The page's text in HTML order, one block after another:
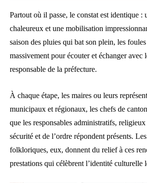
Partout où il passe, le constat est identique :
chaleureux et une mobilisation
saison des pluies qui bat son plein, les
massivement pour écouter et échanger avec
responsable de la préfecture.
À chaque étape, les maires ou leurs
municipaux et régionaux, les chefs de
que les responsables administratifs,
sécurité et de l’ordre répondent présents.
folkloriques, eux, donnent du relief à ces
prestations qui célèbrent l’identité culturelle